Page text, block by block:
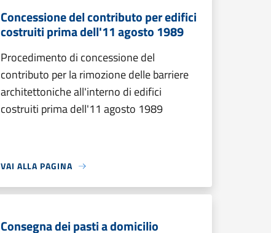
Concessione del contributo per edifici
costruiti prima dell'11 agosto 1989
Procedimento di concessione del
contributo per la rimozione delle barriere
architettoniche all'interno di edifici
costruiti prima dell'11 agosto 1989
VAI ALLA PAGINA
Consegna dei pasti a domicilio